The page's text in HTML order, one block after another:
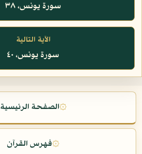
سورة يونس، ٣٨
الآية التالية
سورة يونس، ٤٠
۞الصفحة الرئيسية
۞فهرس القرآن